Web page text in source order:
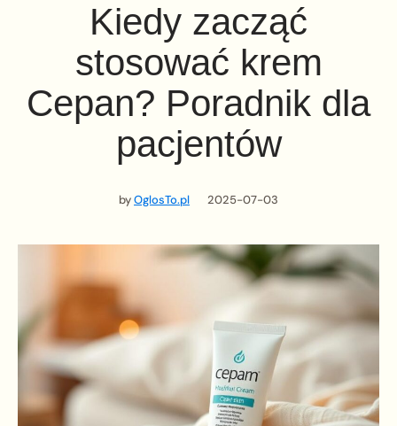
Kiedy zacząć
stosować krem
Cepan? Poradnik dla
pacjentów
byOglosTo.pl 2025-07-03